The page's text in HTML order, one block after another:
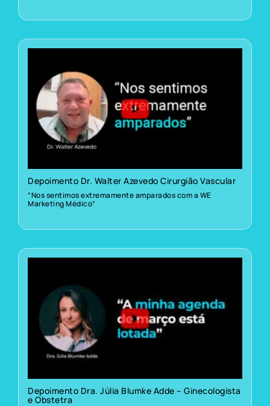
Depoimento Dr. Walter Azevedo Cirurgião Vascular
“Nos sentimos extremamente amparados com a WE
Marketing Médico”
Depoimento Dra. Júlia Blumke Adde – Ginecologista
e Obstetra